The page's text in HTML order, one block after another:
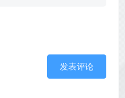
发表评论